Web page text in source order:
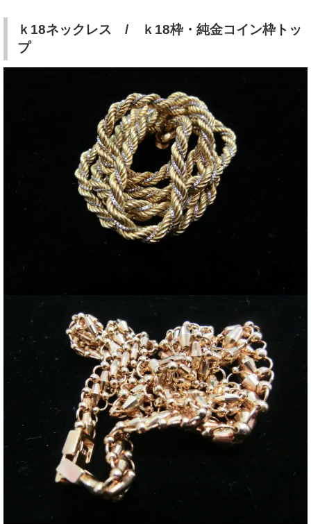
ｋ18ネックレス / ｋ18枠・純金コイン枠トッ
プ